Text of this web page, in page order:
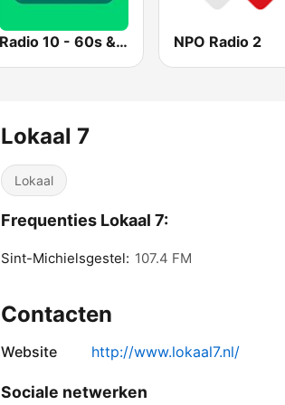
Radio 10 - 60s & 70s Hits NPO Radio 2
Lokaal 7
Lokaal
Frequenties Lokaal 7:
Sint-Michielsgestel: 107.4 FM
Contacten
Website http://www.lokaal7.nl/
Sociale netwerken